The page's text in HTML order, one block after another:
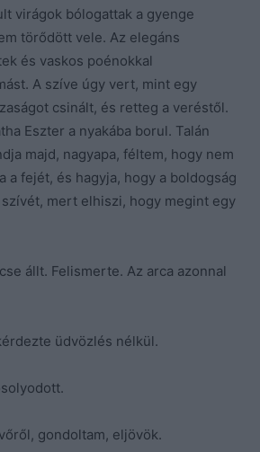
virágok bólogattak a gyenge
törődött vele. Az elegáns
és vaskos poénokkal
A szíve úgy vert, mint egy
csinált, és retteg a veréstől.
Eszter a nyakába borul. Talán
majd, nagyapa, féltem, hogy nem
a fejét, és hagyja, hogy a boldogság
mert elhiszi, hogy megint egy
állt. Felismerte. Az arca azonnal
üdvözlés nélkül.
gondoltam, eljövök.